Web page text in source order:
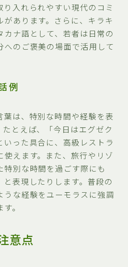
入れられやすい現代のコミ
あります。さらに、キラキ
カナ語として、若者は日常の
へのご褒美の場面で活用して
例
葉は、特別な時間や経験を表
とえば、「今日はエグゼク
った具合に、高級レストラ
使えます。また、旅行やリゾ
別な時間を過ごす際にも
と表現したりします。普段の
うな経験をユーモラスに強調
。
意点